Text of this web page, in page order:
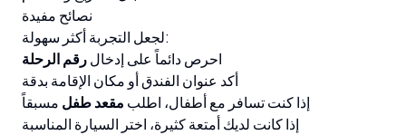
نصائح مفيدة
لجعل التجربة أكثر سهولة:
احرص دائماً على إدخالرقم الرحلة
أكد عنوان الفندق أو مكان الإقامة بدقة
إذا كنت تسافر مع أطفال، اطلب مقعد طفل مسبقاً
إذا كانت لديك أمتعة كثيرة، اختر السيارة المناسبة